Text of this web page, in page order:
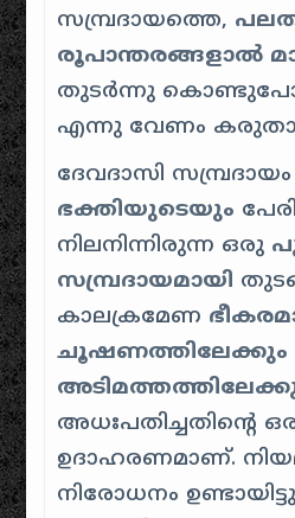
സമ്പ്രദായത്തെ,
രൂപാന്തരങ്ങളാൽ
തുടർന്നു
എന്നു വേണം
ദേവദാസി സമ്പ്രദായം
ഭക്തിയുടെയും
നിലനിന്നിരുന്ന ഒരു
സമ്പ്രദായമായി
കാലക്രമേണ
ചൂഷണത്തിലേക്കും
അധഃപതിച്ചതിന്റെ
ഉദാഹരണമാണ്.
നിരോധനം